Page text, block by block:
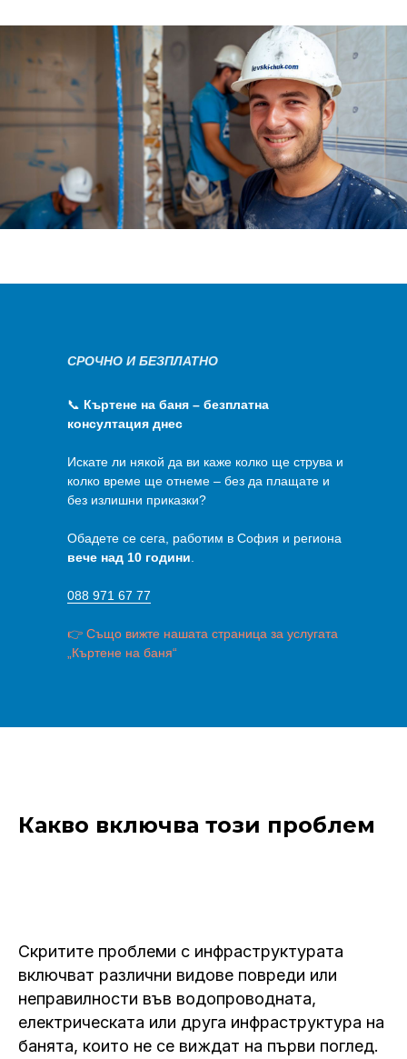
СРОЧНО И БЕЗПЛАТНО
📞 Къртене на баня – безплатна
консултация днес
Искате ли някой да ви каже колко ще струва и
колко време ще отнеме – без да плащате и
без излишни приказки?
Обадете се сега, работим в София и региона
вече над 10 години
088 971 67 77
👉 Също вижте нашата страница за услугата
„Къртене на баня“
Какво включва този проблем
Скритите проблеми с инфраструктурата
включват различни видове повреди или
неправилности във водопроводната,
електрическата или друга инфраструктура на
банята, които не се виждат на първи поглед.